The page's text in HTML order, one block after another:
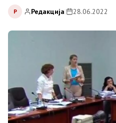
Р Редакција| 28.06.2022